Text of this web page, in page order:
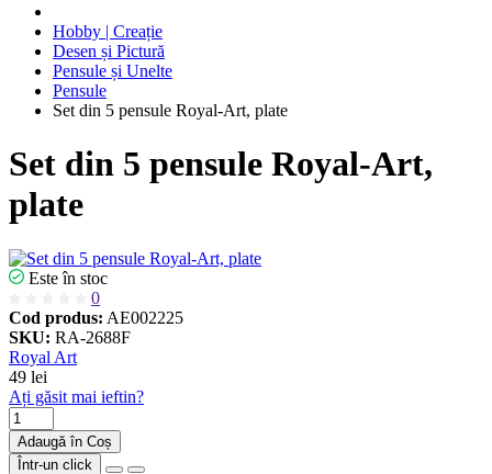
Hobby | Creație
Desen și Pictură
Pensule și Unelte
Pensule
Set din 5 pensule Royal-Art, plate
Set din 5 pensule Royal-Art,
plate
Este în stoc
0
Cod produs: AE002225
SKU: RA-2688F
Royal Art
49 lei
Ați găsit mai ieftin?
Adaugă în Coș
Într-un click